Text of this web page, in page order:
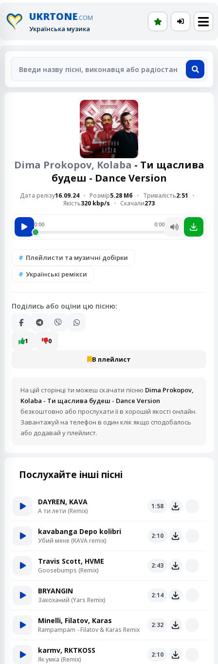
UKRTONE.COM
Українська музика
Dima Prokopov, Kolaba - Ти щаслива
будеш - Dance Version
Дата релізу16.09.24 Розмір5.28 Мб Тривалість2:51
Якість320 kbp/s Скачали273
0:00 0:00
Плейлисти та музичні добірки
Українські ремікси
Поділись або оціни цю пісню:
1 0
В плейлист
На цій сторінці ти можеш скачати пісню Dima Prokopov,
Kolaba - Ти щаслива будеш - Dance Version
безкоштовно або прослухати її в хорошій якості онлайн.
Завантажуй на телефон в один клік якщо сподобалось
або додавай у плейлист.
Послухайте інші пісні
DAYREN, KAVA
А ти лети (Remix)
1:58
kavabanga Depo kolibri
Убий мене (KAVA remix)
2:10
Travis Scott, HVME
Goosebumps (Remix)
2:43
BRYANGIN
Закоханий (Yars Remix)
2:14
Minelli, Filatov, Karas
Rampampam - Filatov & Karas Remix
2:32
karmv, RKTKOSS
Як умка (Remix)
2:10